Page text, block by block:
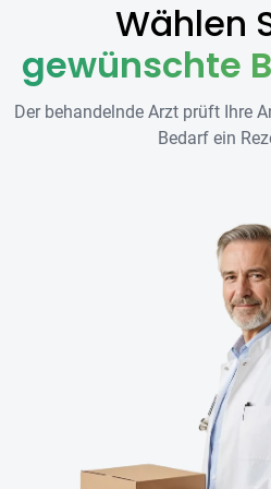
Wählen
gewünschte
Der behandelnde Arzt prüft Ihre
Bedarf ein